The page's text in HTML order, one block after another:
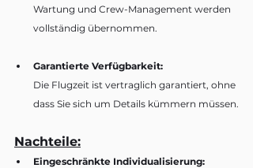
Wartung und Crew-Management werden
vollständig übernommen.
Garantierte Verfügbarkeit:
Die Flugzeit ist vertraglich garantiert, ohne
dass Sie sich um Details kümmern müssen.
Nachteile:
Eingeschränkte Individualisierung: